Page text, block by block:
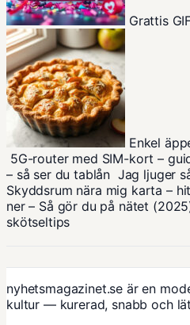
Grattis
Enkel
5G-router med SIM-kort –
– så ser du tablån Jag ljuger
Skyddsrum nära mig karta –
ner – Så gör du på nätet
skötseltips
nyhetsmagazinet.se är en
kultur — kurerad, snabb och